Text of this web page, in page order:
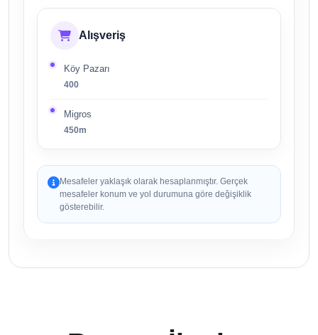
Alışveriş
Köy Pazarı
400
Migros
450m
Mesafeler yaklaşık olarak hesaplanmıştır. Gerçek
mesafeler konum ve yol durumuna göre değişiklik
gösterebilir.